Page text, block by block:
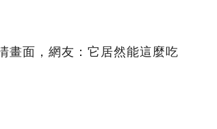
畫面，網友：它居然能這麼吃